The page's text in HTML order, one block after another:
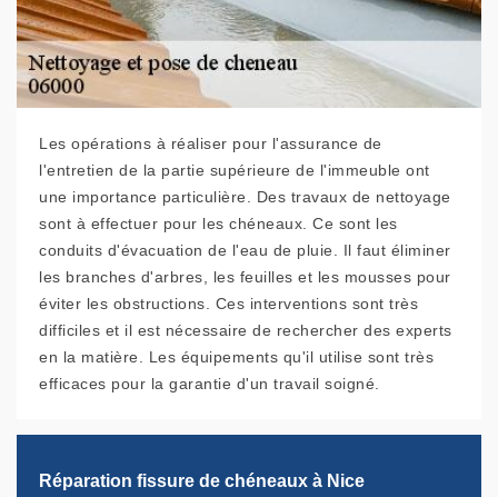
Les opérations à réaliser pour l'assurance de
l'entretien de la partie supérieure de l'immeuble ont
une importance particulière. Des travaux de nettoyage
sont à effectuer pour les chéneaux. Ce sont les
conduits d'évacuation de l'eau de pluie. Il faut éliminer
les branches d'arbres, les feuilles et les mousses pour
éviter les obstructions. Ces interventions sont très
difficiles et il est nécessaire de rechercher des experts
en la matière. Les équipements qu'il utilise sont très
efficaces pour la garantie d'un travail soigné.
Réparation fissure de chéneaux à Nice